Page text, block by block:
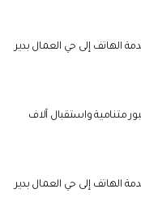
تعيد خدمة الهاتف إلى حي العمال بدير
متنامية واستقبال آلاف
تعيد خدمة الهاتف إلى حي العمال بدير